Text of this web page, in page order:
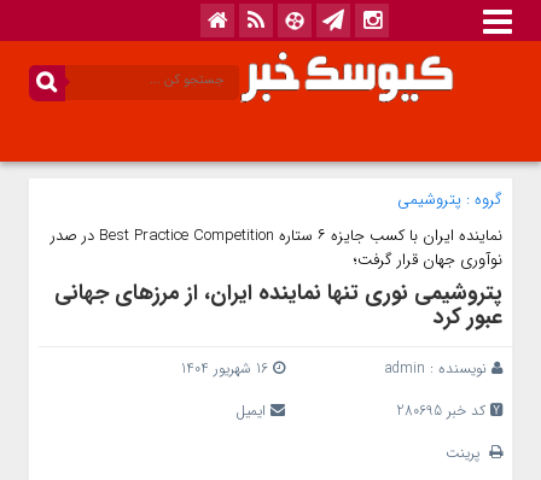
گروه : پتروشیمی
نماینده ایران با کسب جایزه ۶ ستاره Best Practice Competition در صدر
نوآوری جهان قرار گرفت؛
پتروشیمی نوری تنها نماینده ایران، از مرزهای جهانی‌
عبور کرد
نویسنده : admin
16 شهریور 1404
کد خبر 280695
ایمیل
پرینت